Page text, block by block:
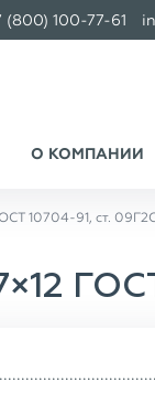
(800) 100-77-61
О КОМПАНИИ
10704-91, ст.